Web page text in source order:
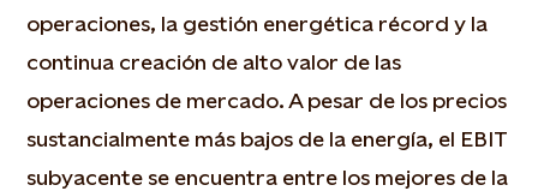
operaciones, la gestión energética récord y la
continua creación de alto valor de las
operaciones de mercado. A pesar de los precios
sustancialmente más bajos de la energía, el EBIT
subyacente se encuentra entre los mejores de la